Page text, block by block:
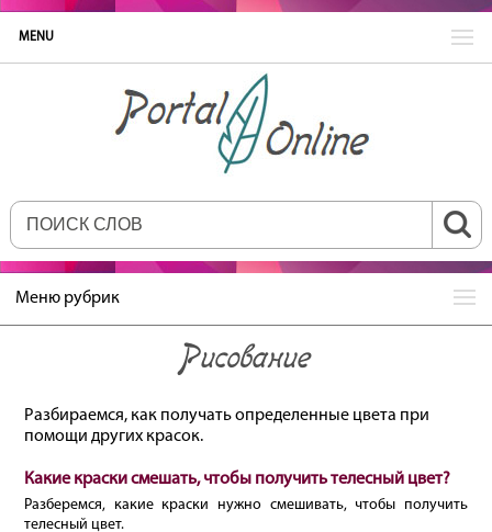
MENU
Меню рубрик
Рисование
Разбираемся, как получать определенные цвета при
помощи других красок.
Какие краски смешать, чтобы получить телесный цвет?
Разберемся, какие краски нужно смешивать, чтобы получить
телесный цвет.